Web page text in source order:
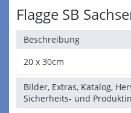
Flagge SB
Beschreibung
20 x 30cm
Bilder, Extras, Katalog,
Sicherheits- und